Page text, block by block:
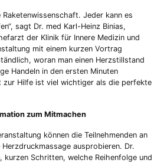
Raketenwissenschaft. Jeder kann es
sagt Dr. med Karl-Heinz Binias,
der Klinik für Innere Medizin und
mit einem kurzen Vortrag
woran man einen Herzstillstand
Handeln in den ersten Minuten
zur Hilfe ist viel wichtiger als die perfekte
zum Mitmachen
können die Teilnehmenden an
ausprobieren. Dr.
kurzen Schritten, welche Reihenfolge und